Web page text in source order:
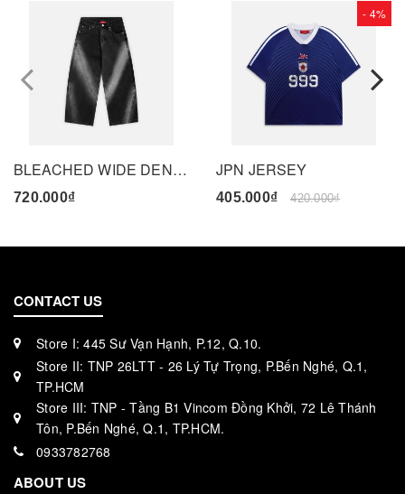
BLEACHED WIDE DENIM PANTS - BLACK
720.000₫
- 4%
JPN JERSEY
405.000₫ 420.000₫
prev
CONTACT US
Store I: 445 Sư Vạn Hạnh, P.12, Q.10.
Store II: TNP 26LTT - 26 Lý Tự Trọng, P.Bến Nghé, Q.1,
TP.HCM
Store III: TNP - Tầng B1 Vincom Đồng Khởi, 72 Lê Thánh
Tôn, P.Bến Nghé, Q.1, TP.HCM.
0933782768
ABOUT US